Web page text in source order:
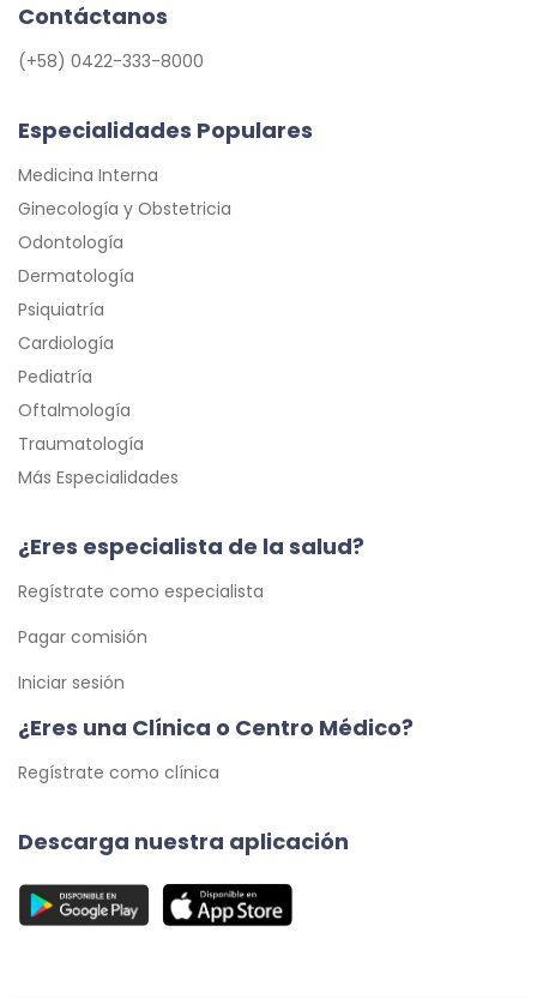
Contáctanos
(+58) 0422-333-8000
Especialidades Populares
Medicina Interna
Ginecología y Obstetricia
Odontología
Dermatología
Psiquiatría
Cardiología
Pediatría
Oftalmología
Traumatología
Más Especialidades
¿Eres especialista de la salud?
Regístrate como especialista
Pagar comisión
Iniciar sesión
¿Eres una Clínica o Centro Médico?
Regístrate como clínica
Descarga nuestra aplicación